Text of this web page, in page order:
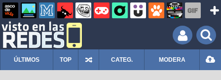
ÚLTIMOS TOP CATEG. MODERA